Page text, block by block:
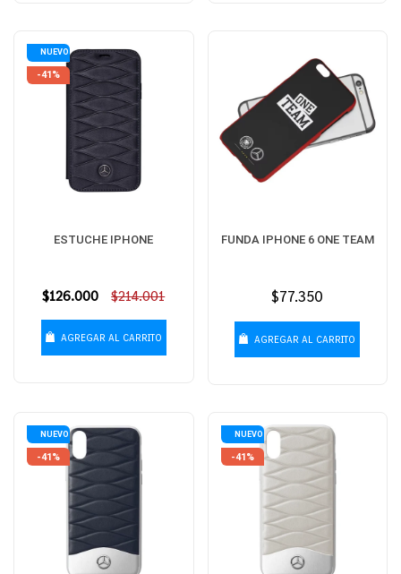
NUEVO
-41%
ESTUCHE IPHONE
Precio
$126.000 $214.001
AGREGAR AL CARRITO
FUNDA IPHONE 6 ONE TEAM
Precio
$77.350
AGREGAR AL CARRITO
NUEVO
-41%
NUEVO
-41%